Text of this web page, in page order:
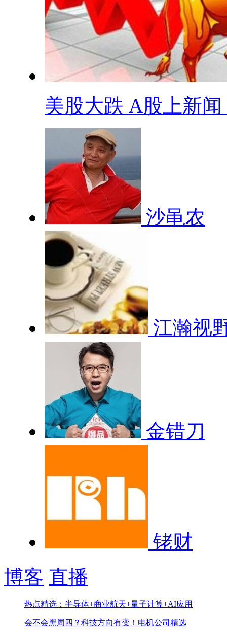
美股大跌 A股上新闻
沙黾农
江瀚视
金错刀
铑财
博客 直播
热点精选：半导体+商业航天+量子计算+AI应用
会不会黑周四？科技方向有变！ 电机公司精选